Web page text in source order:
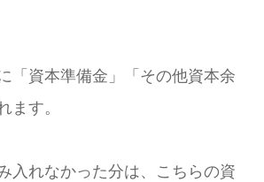
「資本準備金」「その他資本余
ます。
入れなかった分は、こちらの資